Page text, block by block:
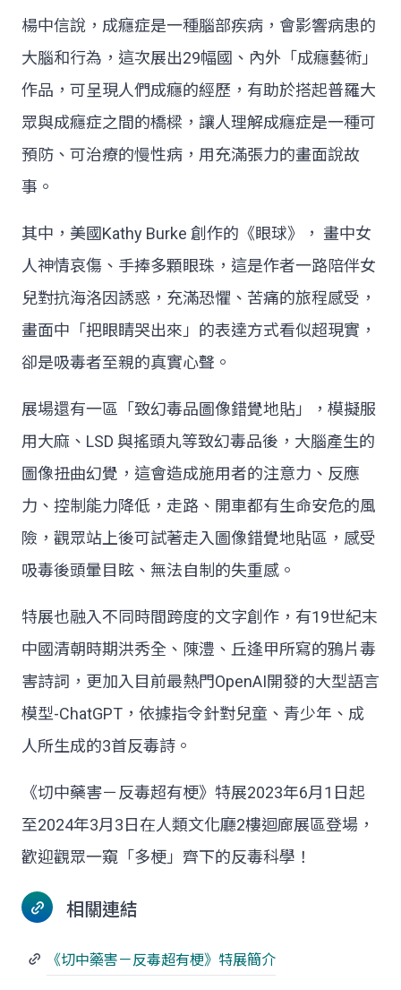
楊中信說，成癮症是一種腦部疾病，會影響病患的
大腦和行為，這次展出29幅國、內外「成癮藝術」
作品，可呈現人們成癮的經歷，有助於搭起普羅大
眾與成癮症之間的橋樑，讓人理解成癮症是一種可
預防、可治療的慢性病，用充滿張力的畫面說故
事。
其中，美國Kathy Burke 創作的《眼球》， 畫中女
人神情哀傷、手捧多顆眼珠，這是作者一路陪伴女
兒對抗海洛因誘惑，充滿恐懼、苦痛的旅程感受，
畫面中「把眼睛哭出來」的表達方式看似超現實，
卻是吸毒者至親的真實心聲。
展場還有一區「致幻毒品圖像錯覺地貼」，模擬服
用大麻、LSD 與搖頭丸等致幻毒品後，大腦產生的
圖像扭曲幻覺，這會造成施用者的注意力、反應
力、控制能力降低，走路、開車都有生命安危的風
險，觀眾站上後可試著走入圖像錯覺地貼區，感受
吸毒後頭暈目眩、無法自制的失重感。
特展也融入不同時間跨度的文字創作，有19世紀末
中國清朝時期洪秀全、陳澧、丘逢甲所寫的鴉片毒
害詩詞，更加入目前最熱門OpenAI開發的大型語言
模型-ChatGPT，依據指令針對兒童、青少年、成
人所生成的3首反毒詩。
《切中藥害－反毒超有梗》特展2023年6月1日起
至2024年3月3日在人類文化廳2樓迴廊展區登場，
歡迎觀眾一窺「多梗」齊下的反毒科學！
相關連結
《切中藥害－反毒超有梗》特展簡介